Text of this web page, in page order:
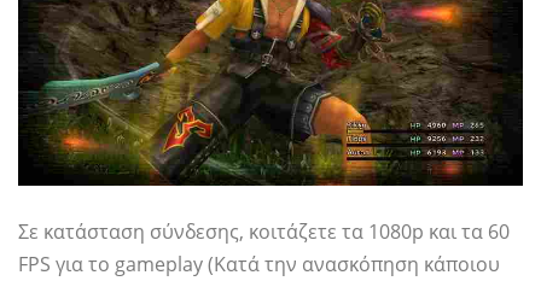
Σε κατάσταση σύνδεσης, κοιτάζετε τα 1080p και τα 60
FPS για το gameplay (Κατά την ανασκόπηση κάποιου